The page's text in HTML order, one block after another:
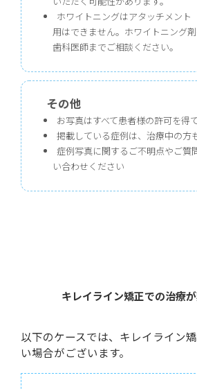
ホワイトニングはアタッチメント
用はできません。ホワイトニング
歯科医師までご相談ください。
その他
お写真はすべて患者様の許可を得
掲載している症例は、治療中の方
症例写真に関するご不明点やご質
い合わせください
キレイライン矯正での治療
以下のケースでは、キレイライン
い場合がございます。